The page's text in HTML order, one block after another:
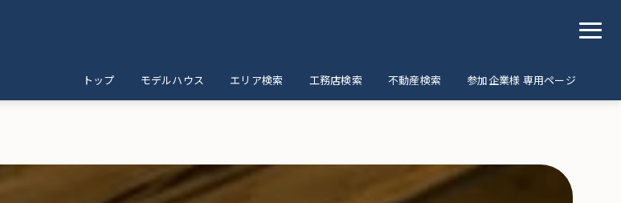
トップ モデルハウス エリア検索 工務店検索 不動産検索 参加企業様 専用ページ